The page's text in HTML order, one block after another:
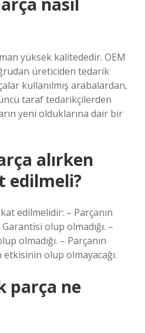
yüksek kalitededir. OEM
üreticiden tedarik
kullanılmış arabalardan,
taraf tedarikçilerden
yeni olduklarına dair bir
alırken
edilmeli?
edilmelidir: – Parçanın
olup olmadığı. –
olmadığı. – Parçanın
olup olmayacağı.
parça ne